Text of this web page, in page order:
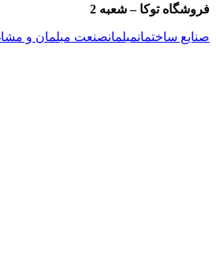
فروشگاه توکا – شعبه 2
صنایع ساختمانمبلمانصنعت مبلمان و